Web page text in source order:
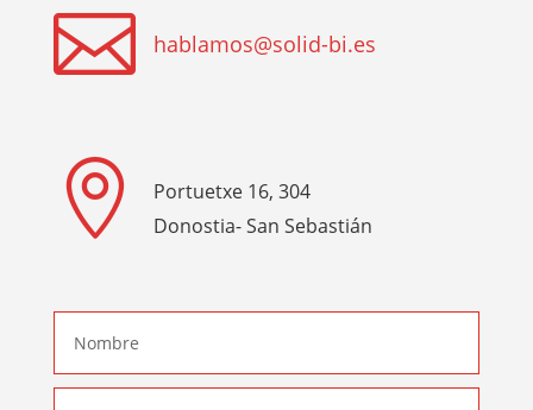
 hablamos@solid-bi.es

Portuetxe 16, 304
Donostia- San Sebastián